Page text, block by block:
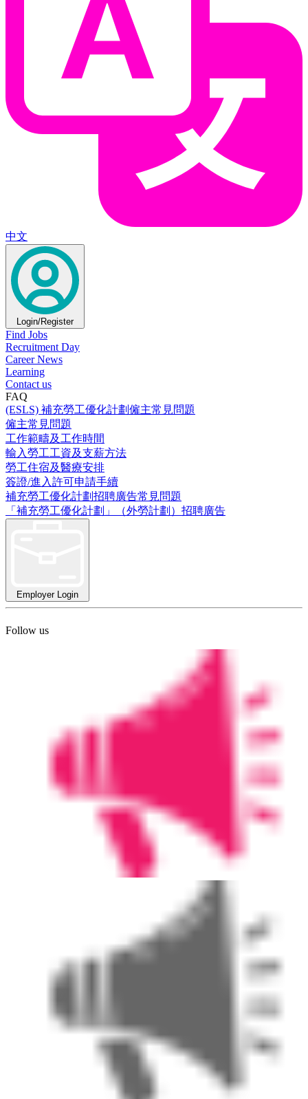
中文
Login/Register
Find Jobs
Recruitment Day
Career News
Learning
Contact us
FAQ
(ESLS) 補充勞工優化計劃僱主常見問題
僱主常見問題
工作範疇及工作時間
輸入勞工工資及支薪方法
勞工住宿及醫療安排
簽證/進入許可申請手續
補充勞工優化計劃招聘廣告常見問題
「補充勞工優化計劃」（外勞計劃）招聘廣告
Employer Login
Follow us